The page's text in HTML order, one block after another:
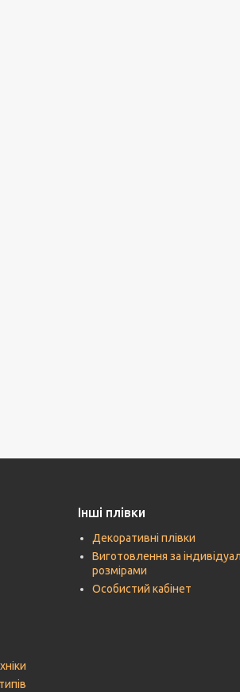
Інші плівки
Декоративні плівки
Виготовлення за
розмірами
Особистий кабінет